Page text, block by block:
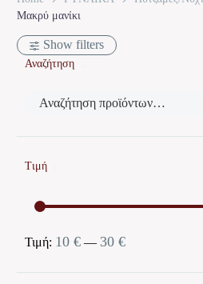
Μακρύ μανίκι
Show filters
Αναζήτηση
Τιμή
Ελάχιστη
Μέγιστη
Τιμή: 10 € — 30 €